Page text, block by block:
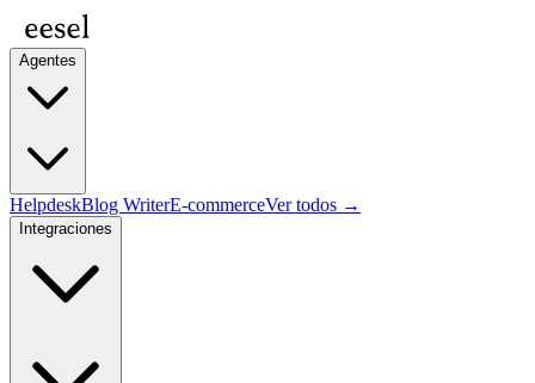
Agentes
HelpdeskBlog WriterE-commerceVer todos →
Integraciones